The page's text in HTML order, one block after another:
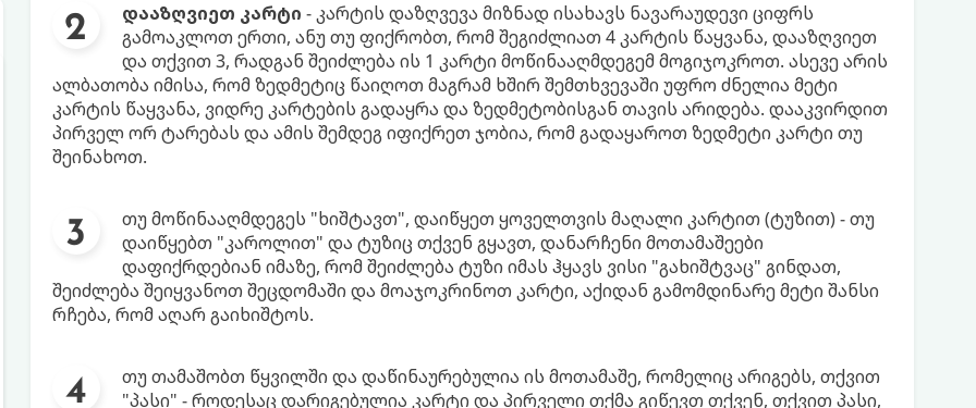
დააზღვიეთ კარტი - კარტის დაზღვევა მიზნად ისახავს ნავარაუდევი ციფრს
გამოაკლოთ ერთი, ანუ თუ ფიქრობთ, რომ შეგიძლიათ 4 კარტის წაყვანა, დააზღვიეთ
და თქვით 3, რადგან შეიძლება ის 1 კარტი მოწინააღმდეგემ მოგიჯოკროთ. ასევე არის
ალბათობა იმისა, რომ ზედმეტიც წაიღოთ მაგრამ ხშირ შემთხვევაში უფრო ძნელია მეტი
კარტის წაყვანა, ვიდრე კარტების გადაყრა და ზედმეტობისგან თავის არიდება. დააკვირდით
პირველ ორ ტარებას და ამის შემდეგ იფიქრეთ ჯობია, რომ გადაყაროთ ზედმეტი კარტი თუ
შეინახოთ.
თუ მოწინააღმდეგეს "ხიშტავთ", დაიწყეთ ყოველთვის მაღალი კარტით (ტუზით) - თუ
დაიწყებთ "კაროლით" და ტუზიც თქვენ გყავთ, დანარჩენი მოთამაშეები
დაფიქრდებიან იმაზე, რომ შეიძლება ტუზი იმას ჰყავს ვისი "გახიშტვაც" გინდათ,
შეიძლება შეიყვანოთ შეცდომაში და მოაჯოკრინოთ კარტი, აქიდან გამომდინარე მეტი შანსი
რჩება, რომ აღარ გაიხიშტოს.
თუ თამაშობთ წყვილში და დაწინაურებულია ის მოთამაშე, რომელიც არიგებს, თქვით
"პასი" - როდესაც დარიგებულია კარტი და პირველი თქმა გიწევთ თქვენ, თქვით პასი,